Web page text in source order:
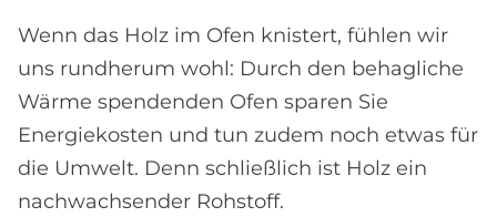
Wenn das Holz im Ofen knistert, fühlen wir
uns rundherum wohl: Durch den behagliche
Wärme spendenden Ofen sparen Sie
Energiekosten und tun zudem noch etwas für
die Umwelt. Denn schließlich ist Holz ein
nachwachsender Rohstoff.